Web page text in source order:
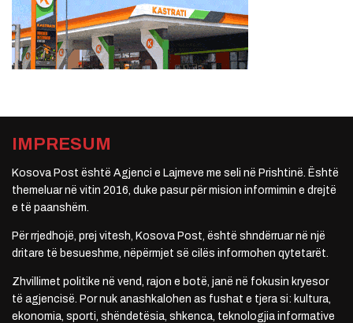
IMPRESUM
Kosova Post është Agjenci e Lajmeve me seli në Prishtinë. Është
themeluar në vitin 2016, duke pasur për mision informimin e drejtë
e të paanshëm.
Për rrjedhojë, prej vitesh, Kosova Post, është shndërruar në një
dritare të besueshme, nëpërmjet së cilës informohen qytetarët.
Zhvillimet politike në vend, rajon e botë, janë në fokusin kryesor
të agjencisë. Por nuk anashkalohen as fushat e tjera si: kultura,
ekonomia, sporti, shëndetësia, shkenca, teknologjia informative